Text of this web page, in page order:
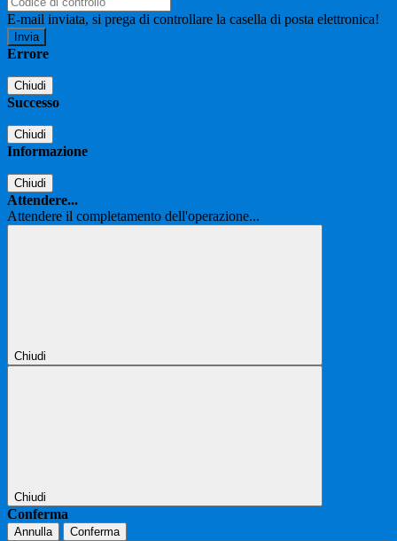
E-mail inviata, si prega di controllare la casella di posta elettronica!
Errore
Chiudi
Successo
Chiudi
Informazione
Chiudi
Attendere...
Attendere il completamento dell'operazione...
Chiudi
Chiudi
Conferma
Annulla Conferma